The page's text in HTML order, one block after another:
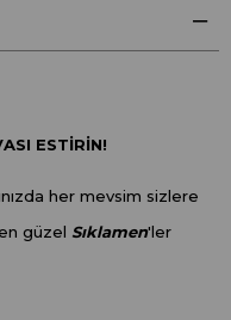
ESTİRİN!
her mevsim sizlere
güzel Sıklamen'ler